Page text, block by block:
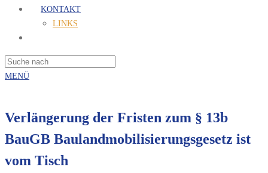
KONTAKT
LINKS
MENÜ
Verlängerung der Fristen zum § 13b
BauGB Baulandmobilisierungsgesetz ist
vom Tisch